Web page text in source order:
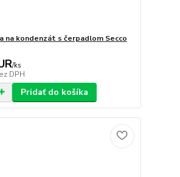
na kondenzát s čerpadlom Secco
/ks
DPH
Pridať do košíka